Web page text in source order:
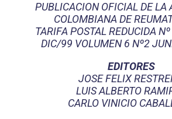
PUBLICACION OFICIAL DE LA
COLOMBIANA DE
TARIFA POSTAL REDUCIDA
DIC/99 VOLUMEN 6 Nº2
EDITORES
JOSE FELIX
LUIS ALBERTO
CARLO VINICIO